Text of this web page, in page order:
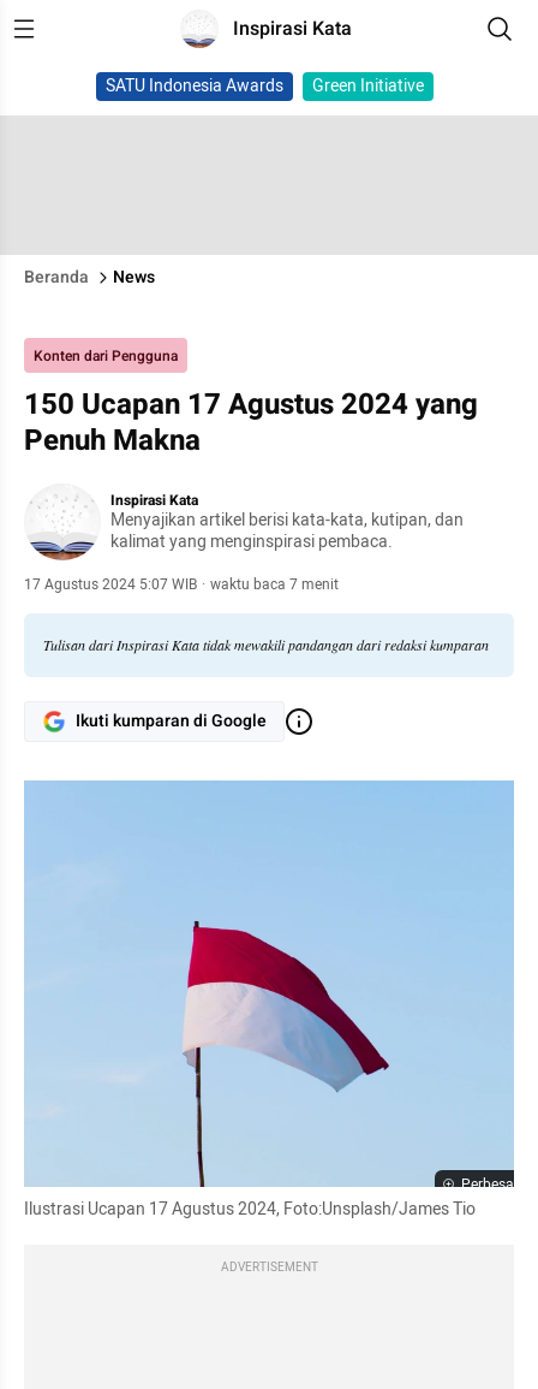
Inspirasi Kata
SATU Indonesia Awards Green Initiative
Beranda News
Konten dari Pengguna
150 Ucapan 17 Agustus 2024 yang
Penuh Makna
Inspirasi Kata
Menyajikan artikel berisi kata-kata, kutipan, dan
kalimat yang menginspirasi pembaca.
17 Agustus 2024 5:07 WIB · waktu baca 7 menit
Tulisan dari Inspirasi Kata tidak mewakili pandangan dari redaksi kumparan
Ikuti kumparan di Google
Perbesar
Ilustrasi Ucapan 17 Agustus 2024, Foto:Unsplash/James Tio
ADVERTISEMENT